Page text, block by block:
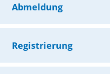
Abmeldung
Registrierung